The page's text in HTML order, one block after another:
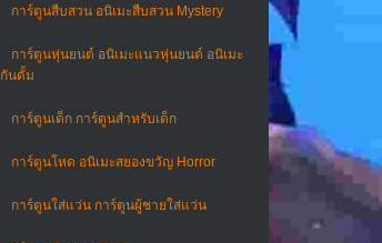
การ์ตูนสืบสวน อนิเมะสืบสวน Mystery
การ์ตูนหุ่นยนต์ อนิเมะแนวหุ่นยนต์ อนิเมะ
กันดั้ม
การ์ตูนเด็ก การ์ตูนสำหรับเด็ก
การ์ตูนโหด อนิเมะสยองขวัญ Horror
การ์ตูนใส่แว่น การ์ตูนผู้ชายใส่แว่น